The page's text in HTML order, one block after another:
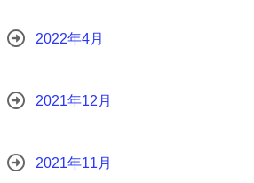
2022年4月
2021年12月
2021年11月